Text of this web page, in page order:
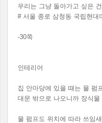
우리는 그냥 돌아가고 싶은
# 서울 종로 삼청동 국립현대
-30쪽
인테리어
집 안마당에 있을 때는 물 펌
대문 밖으로 나오니까 장식물
물 펌프도 위치에 따라 쓰임